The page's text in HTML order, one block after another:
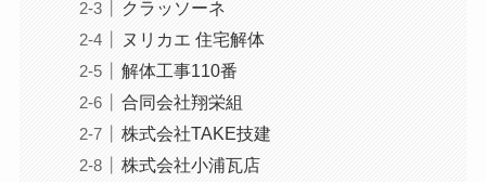
クラッソーネ
ヌリカエ 住宅解体
解体工事110番
合同会社翔栄組
株式会社TAKE技建
株式会社小浦瓦店